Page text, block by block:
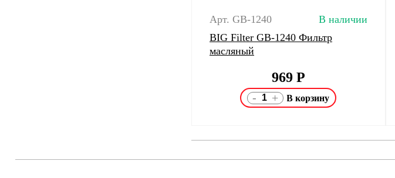
Арт. GB-1240
В наличии
BIG Filter GB-1240 Фильтр
масляный
969 Р
- +